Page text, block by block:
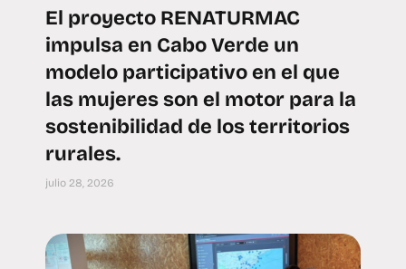
El proyecto RENATURMAC
impulsa en Cabo Verde un
modelo participativo en el que
las mujeres son el motor para la
sostenibilidad de los territorios
rurales.
julio 28, 2026